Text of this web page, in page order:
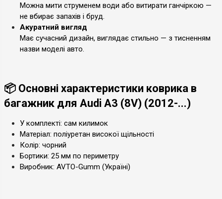
Можна мити струменем води або витирати ганчіркою —
не вбирає запахів і бруд.
Акуратний вигляд
Має сучасний дизайн, виглядає стильно — з тисненням
назви моделі авто.
📦 Основні характеристики коврика в
багажник для Audi A3 (8V) (2012-...)
У комплекті: сам килимок
Матеріал: поліуретан високої щільності
Колір: чорний
Бортики: 25 мм по периметру
Виробник: AVTO-Gumm (Україні)